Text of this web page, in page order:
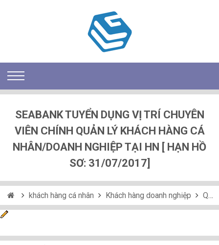
SEABANK TUYỂN DỤNG VỊ TRÍ CHUYÊN
VIÊN CHÍNH QUẢN LÝ KHÁCH HÀNG CÁ
NHÂN/DOANH NGHIỆP TẠI HN [ HẠN HỒ
SƠ: 31/07/2017]
khách hàng cá nhân Khách hàng doanh nghiệp Quan hệ khách hàng